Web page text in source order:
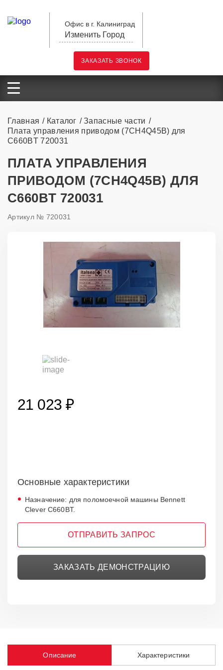
Офис в г. Калиниград
Изменить Город
ЗАКАЗАТЬ ЗВОНОК
Главная Каталог
Запасные части
Плата управления приводом (7CH4Q45B) для
C660BT 720031
ПЛАТА УПРАВЛЕНИЯ
ПРИВОДОМ (7CH4Q45B) ДЛЯ
C660BT 720031
Артикул № 720031
21 023 ₽
Основные характеристики
Назначение: для поломоечной машины Bennett
Clever C660BT.
ОТПРАВИТЬ ЗАПРОС
ЗАКАЗАТЬ ДЕМОНСТРАЦИЮ
Описание Характеристики